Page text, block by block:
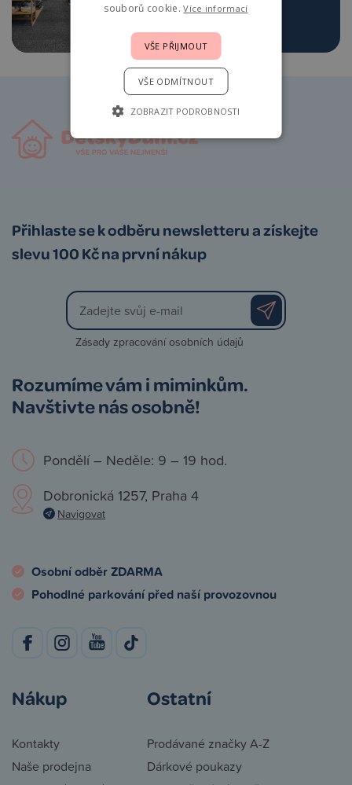
Více o prodejně
Přihlaste se k odběru newsletteru a získejte
slevu 100 Kč na první nákup
Zásady zpracování osobních údajů
Rozumíme vám i miminkům.
Navštivte nás osobně!
Pondělí – Neděle: 9 – 19 hod.
Dobronická 1257, Praha 4
Navigovat
Osobní odběr ZDARMA
Pohodlné parkování před naší provozovnou
Nákup
Kontakty
Naše prodejna
Ostatní
Prodávané značky A-Z
Dárkové poukazy
souborů cookie.Více informací
VŠE PŘIJMOUT
VŠE ODMÍTNOUT
ZOBRAZIT PODROBNOSTI